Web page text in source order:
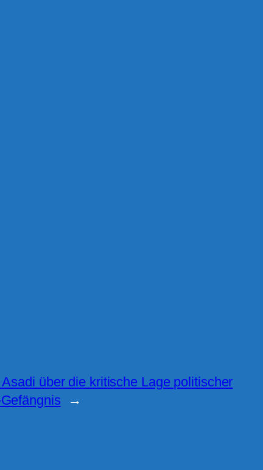
über die kritische Lage politischer
→